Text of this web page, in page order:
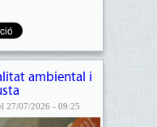
ambiental i
27/07/2026 - 09:25